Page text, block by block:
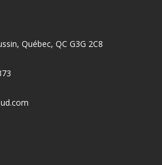
Québec, QC G3G 2C8